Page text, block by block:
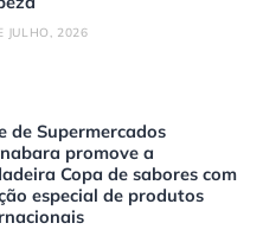
JULHO, 2026
de Supermercados
promove a
Copa de sabores com
especial de produtos